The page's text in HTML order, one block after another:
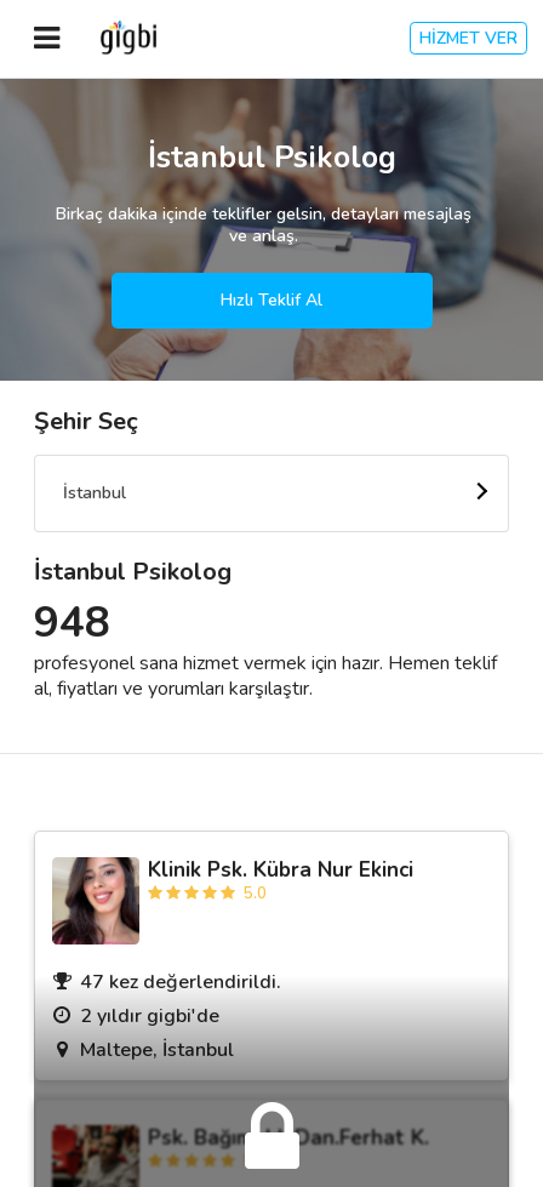
HİZMET VER
Anasayfa
Giriş Yap
Kayıt Ol
Kategoriler
🎈 Biz Kimiz?
🌟 Müşteri Değerlendirmeleri
Destek
İletişim
İstanbul Psikolog
Birkaç dakika içinde teklifler gelsin, detayları mesajlaş
ve anlaş.
Hızlı Teklif Al
Şehir Seç
İstanbul
İstanbul Psikolog
948
profesyonel sana hizmet vermek için hazır. Hemen teklif
al, fiyatları ve yorumları karşılaştır.
Klinik Psk. Kübra Nur Ekinci
5.0
47 kez değerlendirildi.
2 yıldır gigbi'de
Maltepe, İstanbul
Psk. Bağımlılık Dan.Ferhat K.
5.0